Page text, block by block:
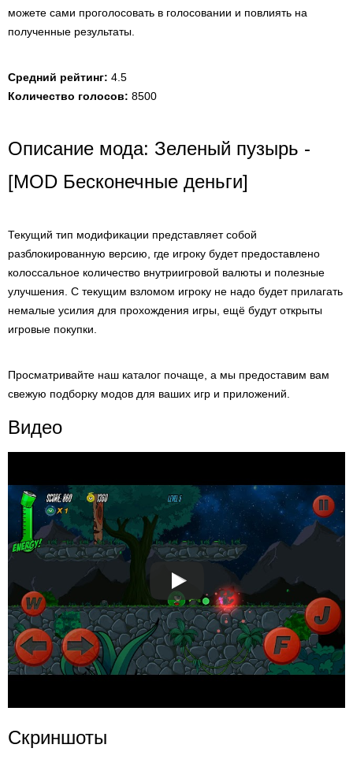
можете сами проголосовать в голосовании и повлиять на
полученные результаты.
Средний рейтинг: 4.5
Количество голосов: 8500
Описание мода: Зеленый пузырь -
[MOD Бесконечные деньги]
Текущий тип модификации представляет собой
разблокированную версию, где игроку будет предоставлено
колоссальное количество внутриигровой валюты и полезные
улучшения. С текущим взломом игроку не надо будет прилагать
немалые усилия для прохождения игры, ещё будут открыты
игровые покупки.
Просматривайте наш каталог почаще, а мы предоставим вам
свежую подборку модов для ваших игр и приложений.
Видео
Скриншоты